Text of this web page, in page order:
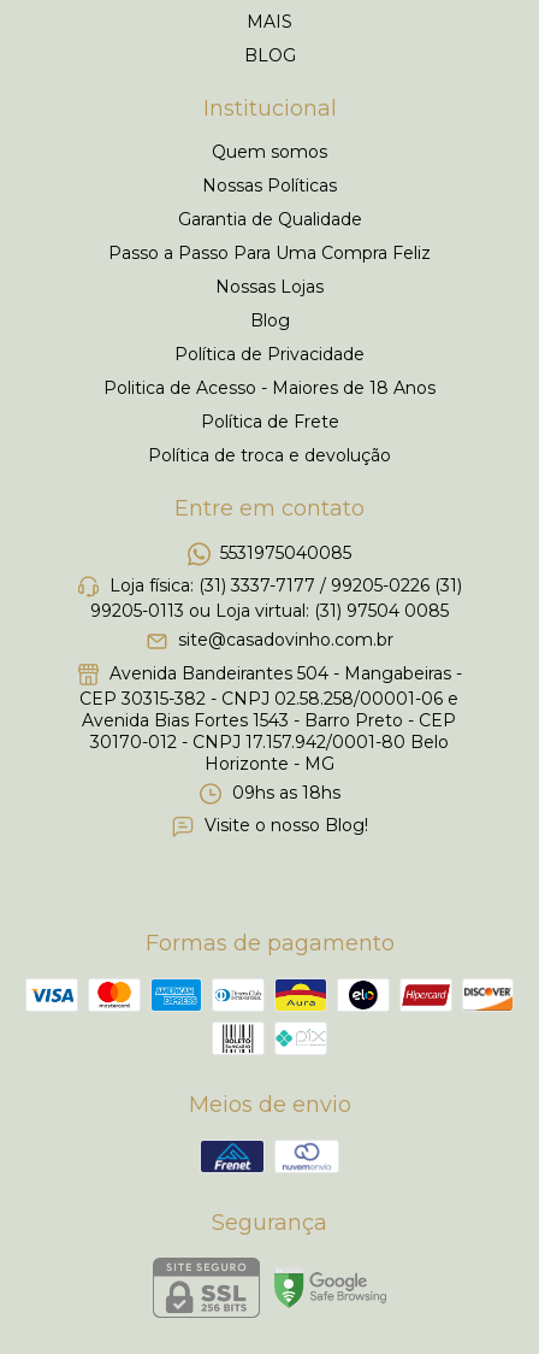
MAIS
BLOG
Institucional
Quem somos
Nossas Políticas
Garantia de Qualidade
Passo a Passo Para Uma Compra Feliz
Nossas Lojas
Blog
Política de Privacidade
Politica de Acesso - Maiores de 18 Anos
Política de Frete
Política de troca e devolução
Entre em contato
5531975040085
Loja física: (31) 3337-7177 / 99205-0226 (31)
99205-0113 ou Loja virtual: (31) 97504 0085
site@casadovinho.com.br
Avenida Bandeirantes 504 - Mangabeiras -
CEP 30315-382 - CNPJ 02.58.258/00001-06 e
Avenida Bias Fortes 1543 - Barro Preto - CEP
30170-012 - CNPJ 17.157.942/0001-80 Belo
Horizonte - MG
09hs as 18hs
Visite o nosso Blog!
Formas de pagamento
Meios de envio
Segurança